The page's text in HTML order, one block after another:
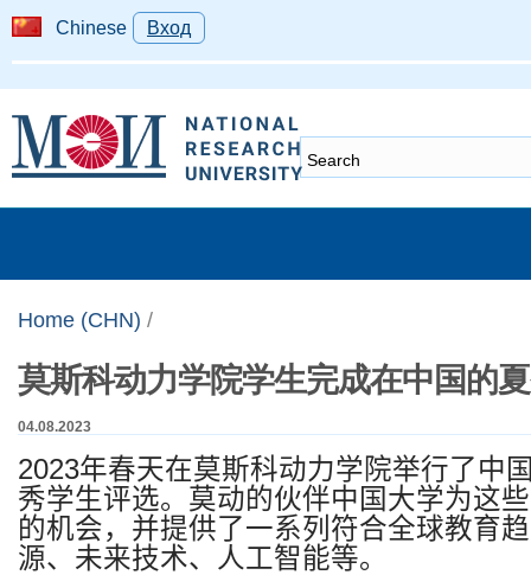
Chinese Вход
Home (CHN) /
莫斯科动力学院学生完成在中国的
04.08.2023
2023年春天在莫斯科动力学院举行了中
秀学生评选。 莫动的伙伴中国大学为这
的机会，并提供了一系列符合全球教育
源、未来技术、人工智能等。